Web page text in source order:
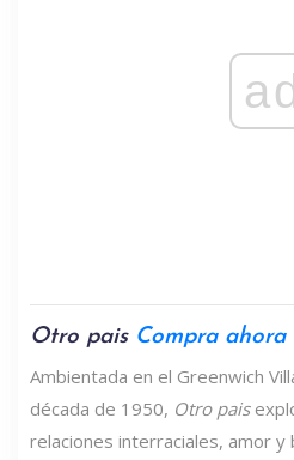
Otro pais Compra ahora
Ambientada en el Greenwich
década de 1950, Otro pais
relaciones interraciales, amor y